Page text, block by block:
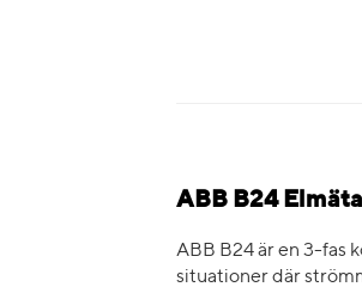
ABB B24
ABB B24 är en 3-fas
situationer där